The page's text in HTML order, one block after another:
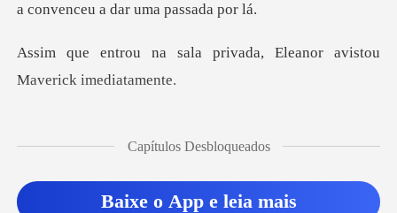
Histórico
Sair
a conv
privada, Eleanor avisto
braço c
Capítulos Desbloqueados
Baixe o App e leia mais